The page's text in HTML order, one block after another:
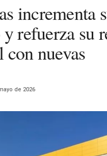
incrementa
refuerza su
nuevas
de 2026